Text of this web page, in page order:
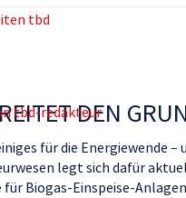
DEN
tbd-redakteur
für die Energiewende
legt sich dafür
für Biogas-Einspeise-